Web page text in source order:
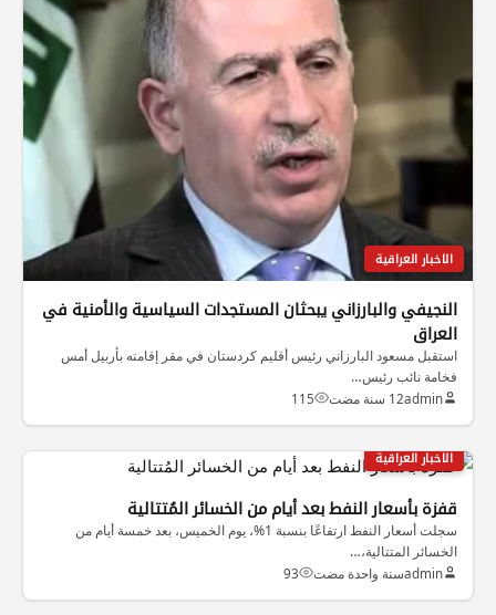
الاخبار العراقية
النجيفي والبارزاني يبحثان المستجدات السياسية والأمنية في
العراق
استقبل مسعود البارزاني رئيس أقليم كردستان في مقر إقامته بأربيل أمس
فخامة نائب رئيس…
admin12 سنة مضت 115
الاخبار العراقية
قفزة بأسعار النفط بعد أيام من الخسائر المُتتالية
سجلت أسعار النفط ارتفاعًا بنسبة 1%، يوم الخميس، بعد خمسة أيام من
الخسائر المتتالية،…
adminسنة واحدة مضت 93